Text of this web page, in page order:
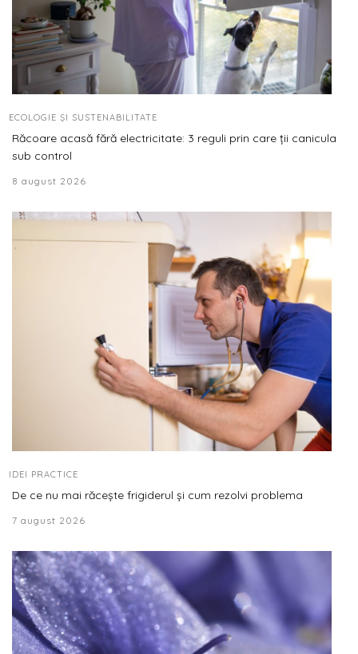
ECOLOGIE ȘI SUSTENABILITATE
Răcoare acasă fără electricitate: 3 reguli prin care ții canicula
sub control
8 august 2026
IDEI PRACTICE
De ce nu mai răcește frigiderul și cum rezolvi problema
7 august 2026